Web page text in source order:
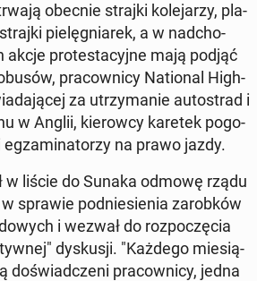
obecnie strajki ko­le­ja­rzy, pla­
pie­lę­gnia­rek, a w nad­cho­
akcje pro­te­sta­cyj­ne mają podjąć
pra­cow­ni­cy Na­tio­nal Hi­gh­
za utrzy­ma­nie au­to­strad i
w Anglii, kie­row­cy karetek po­go­
na prawo jazdy.
w liście do Sunaka odmowę rządu
sprawie pod­nie­sie­nia za­rob­ków
i wezwał do roz­po­czę­cia
dys­ku­sji. "Każdego mie­sią­
do­świad­cze­ni pra­cow­ni­cy, jedna